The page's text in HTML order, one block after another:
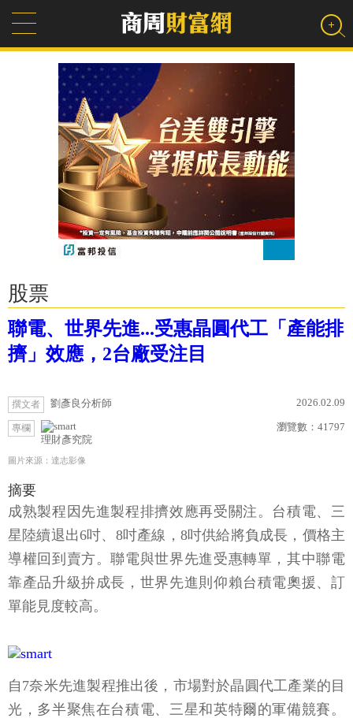
股票
聯電、世界先進...受惠晶圓代工「產能排
擠」效應，2台廠受注目
撰文者 劉彥良分析師 2026.02.09
專欄
理財彥究院
瀏覽數： 41797
圖片來源：達志影像
摘要
成熟製程因先進製程排擠效應再受關注。台積電、三
星陸續退出6吋、8吋產線，8吋供給將負成長，價格主
導權回到賣方。聯電與世界先進受惠轉單，其中聯電
靠產品升級拚成長，世界先進則仰賴台積電奧援、訂
單能見度較高。
自7奈米先進製程推出後，市場對於晶圓代工產業的目
光，多半聚焦在台積電、三星和英特爾的軍備競賽。